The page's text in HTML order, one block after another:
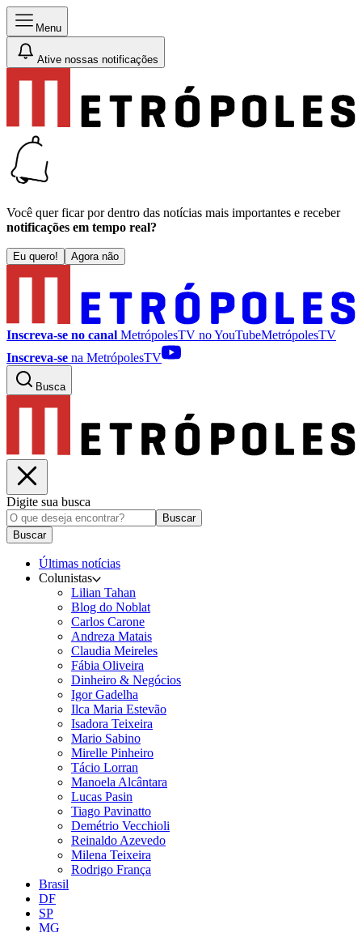
Menu
Ative nossas notificações
Você quer ficar por dentro das notícias mais importantes e receber
notificações em tempo real?
Eu quero! Agora não
Inscreva-se no canal MetrópolesTV noYouTubeMetrópolesTV
Inscreva-se na MetrópolesTV
Busca
Digite sua busca
Buscar
Buscar
Últimas notícias
Colunistas
Lilian Tahan
Blog do Noblat
Carlos Carone
Andreza Matais
Claudia Meireles
Fábia Oliveira
Dinheiro & Negócios
Igor Gadelha
Ilca Maria Estevão
Isadora Teixeira
Mario Sabino
Mirelle Pinheiro
Tácio Lorran
Manoela Alcântara
Lucas Pasin
Tiago Pavinatto
Demétrio Vecchioli
Reinaldo Azevedo
Milena Teixeira
Rodrigo França
Brasil
DF
SP
MG